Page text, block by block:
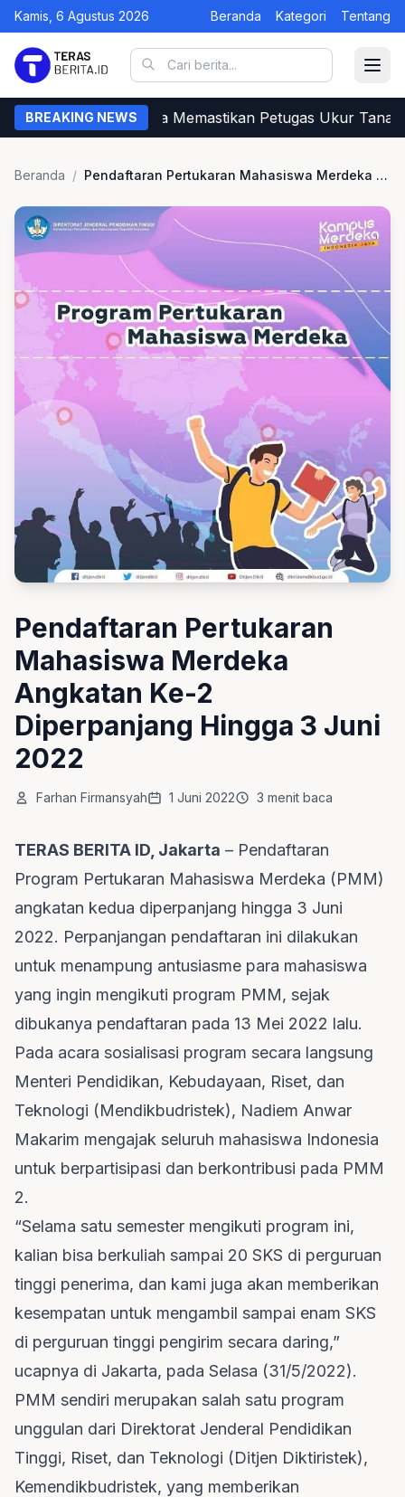
Kamis, 6 Agustus 2026 Beranda Kategori Tentang
BREAKING NEWS
Begini Cara Warga Memastikan Petugas Ukur Tanah
Beranda / Pendaftaran Pertukaran Mahasiswa Merdeka Angkatan Ke-2 Diperpanjang Hingga 3 Juni 2022
Pendaftaran Pertukaran
Mahasiswa Merdeka
Angkatan Ke-2
Diperpanjang Hingga 3 Juni
2022
Farhan Firmansyah 1 Juni 2022 3 menit baca
TERAS BERITA ID, Jakarta – Pendaftaran
Program Pertukaran Mahasiswa Merdeka (PMM)
angkatan kedua diperpanjang hingga 3 Juni
2022. Perpanjangan pendaftaran ini dilakukan
untuk menampung antusiasme para mahasiswa
yang ingin mengikuti program PMM, sejak
dibukanya pendaftaran pada 13 Mei 2022 lalu.
Pada acara sosialisasi program secara langsung
Menteri Pendidikan, Kebudayaan, Riset, dan
Teknologi (Mendikbudristek), Nadiem Anwar
Makarim mengajak seluruh mahasiswa Indonesia
untuk berpartisipasi dan berkontribusi pada PMM
2.
“Selama satu semester mengikuti program ini,
kalian bisa berkuliah sampai 20 SKS di perguruan
tinggi penerima, dan kami juga akan memberikan
kesempatan untuk mengambil sampai enam SKS
di perguruan tinggi pengirim secara daring,”
ucapnya di Jakarta, pada Selasa (31/5/2022).
PMM sendiri merupakan salah satu program
unggulan dari Direktorat Jenderal Pendidikan
Tinggi, Riset, dan Teknologi (Ditjen Diktiristek),
Kemendikbudristek, yang memberikan